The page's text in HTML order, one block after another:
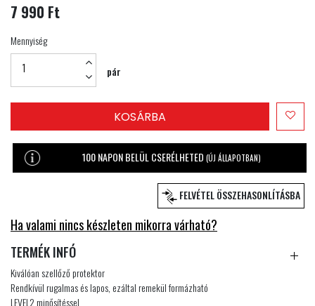
7 990 Ft
Mennyiség
pár
KOSÁRBA
100 NAPON BELÜL CSERÉLHETED (ÚJ ÁLLAPOTBAN)
FELVÉTEL ÖSSZEHASONLÍTÁSBA
Ha valami nincs készleten mikorra várható?
TERMÉK INFÓ
Kiválóan szellőző protektor
Rendkívül rugalmas és lapos, ezáltal remekül formázható
LEVEL2 minősítéssel